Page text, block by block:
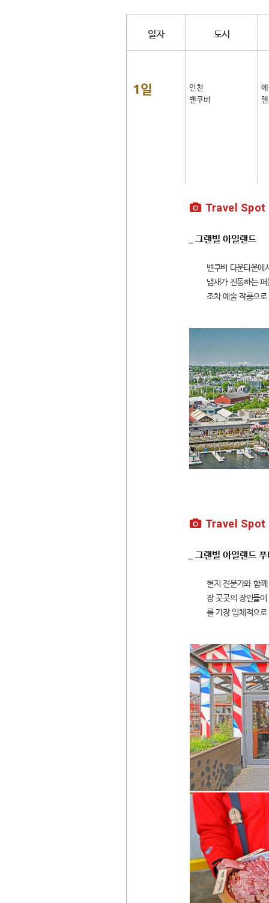
일자 도시
1일
인천
밴쿠버
Travel Spot
_ 그랜빌 아일랜드
밴쿠버 다운타운
냄새가 진동하는
조차 예술 작품으
Travel Spot
_ 그랜빌 아일랜드
현지 전문가와 함
장 곳곳의 장인들
를 가장 입체적으